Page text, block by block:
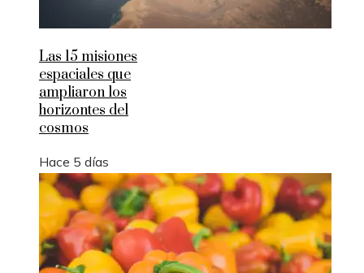
Las 15 misiones
espaciales que
ampliaron los
horizontes del
cosmos
Hace 5 días